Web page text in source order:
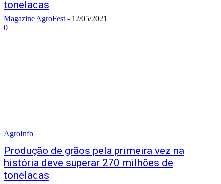
toneladas
Magazine AgroFest - 12/05/2021
0
AgroInfo
Produção de grãos pela primeira vez na
história deve superar 270 milhões de
toneladas